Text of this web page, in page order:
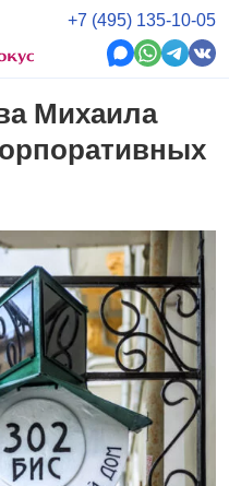
+7 (495) 135-10-05
Михаила